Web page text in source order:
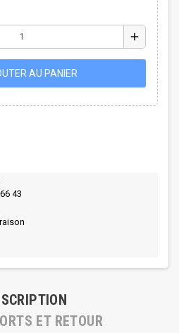
add
AU PANIER
43
ET RETOUR